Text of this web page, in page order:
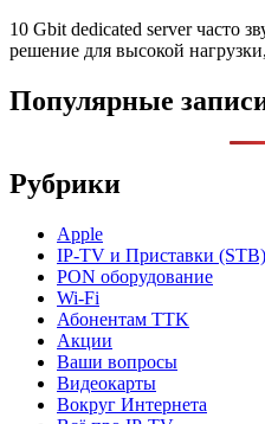
10 Gbit dedicated server часто
решение для высокой
Популярные
Рубрики
Apple
IP-TV и Приставки (STB)
PON оборудование
Wi-Fi
Абонентам TTK
Акции
Ваши вопросы
Видеокарты
Вокруг Интернета